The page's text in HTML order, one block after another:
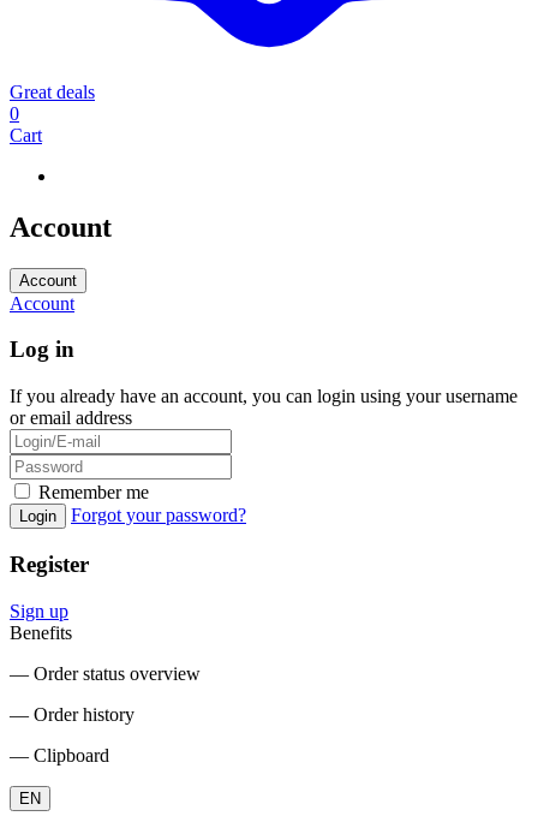
Great deals
0
Cart
Account
Account
Account
Log in
If you already have an account, you can login using your username
or email address
Remember me
Login Forgot your password?
Register
Sign up
Benefits
― Order status overview
― Order history
― Clipboard
EN